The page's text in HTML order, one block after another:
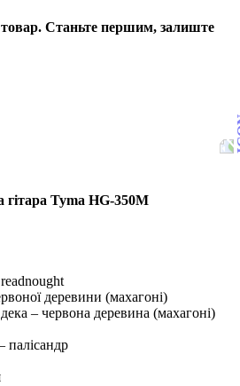
товар. Станьте першим, залиште
Tyma HG-350M
деревини (махагоні)
– червона деревина (махагоні)
палісандр